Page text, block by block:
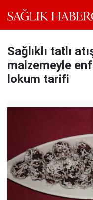
Sağlıklı tatlı
malzemeyle
lokum tarifi